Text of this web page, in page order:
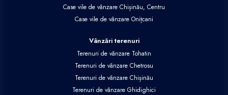
Case vile de vânzare Chișinău, Centru
Case vile de vânzare Onițcani
Vânzări terenuri
Terenuri de vânzare Tohatin
Terenuri de vânzare Chetrosu
Terenuri de vânzare Chișinău
Terenuri de vânzare Ghidighici